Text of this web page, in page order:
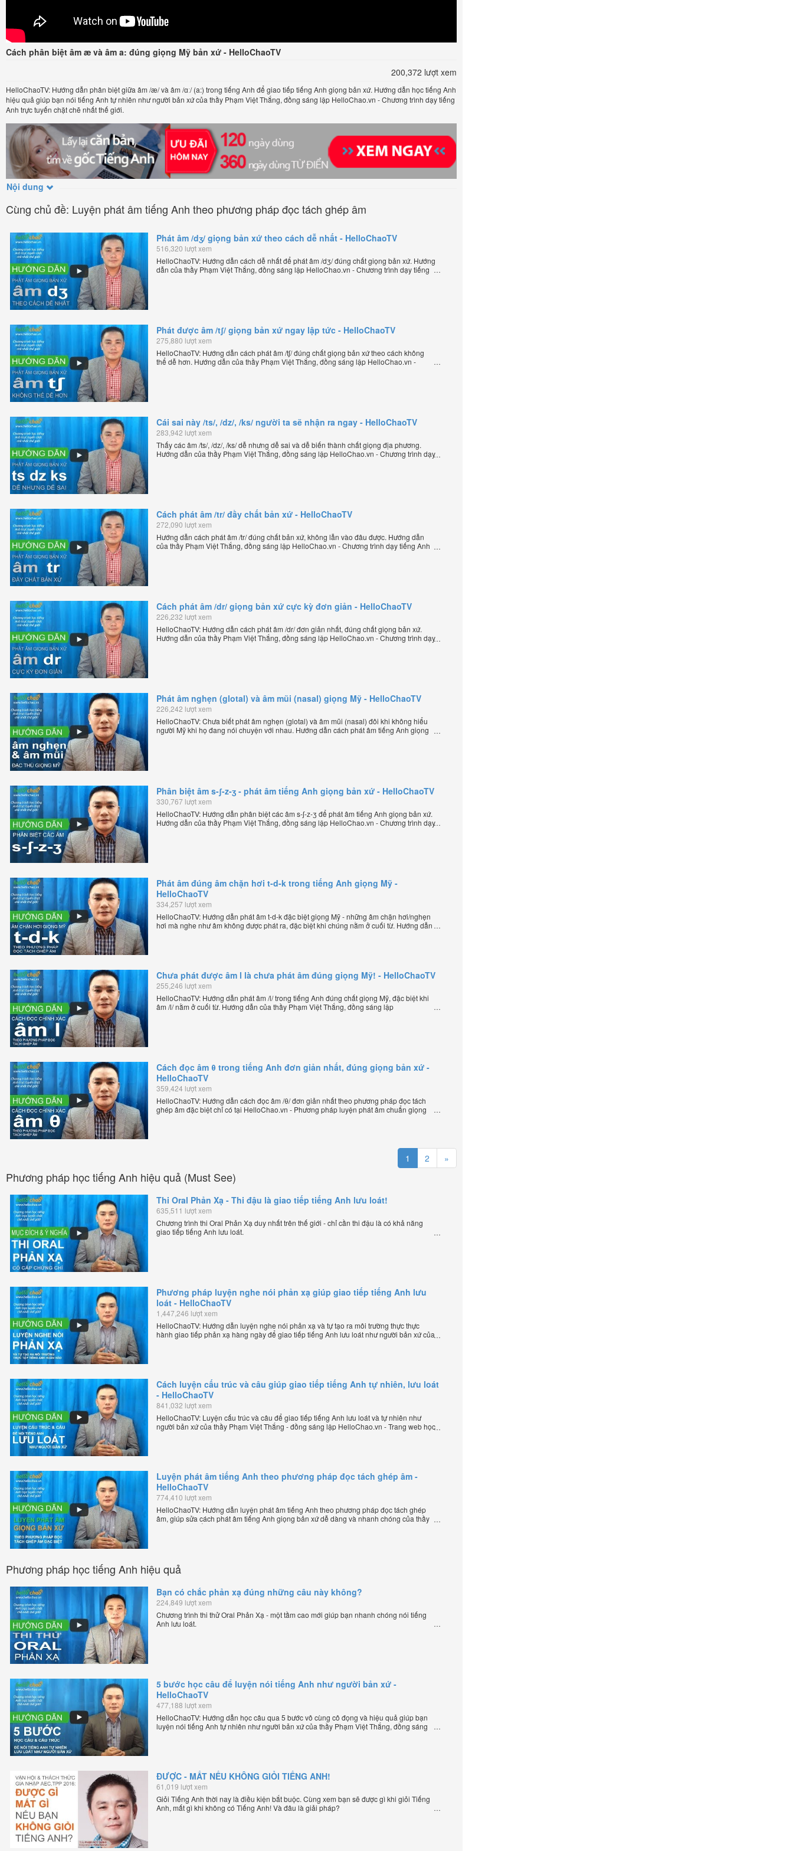
Cách phân biệt âm æ và âm a: đúng giọng Mỹ bản xứ - HelloChaoTV
200,372 lượt xem
HelloChaoTV: Hướng dẫn phân biệt giữa âm /æ/ và âm /ɑː/ (a:) trong tiếng Anh để giao tiếp tiếng Anh giọng bản xứ. Hướng dẫn học tiếng Anh
hiệu quả giúp bạn nói tiếng Anh tự nhiên như người bản xứ của thầy Phạm Việt Thắng, đồng sáng lập HelloChao.vn - Chương trình dạy tiếng
Anh trực tuyến chặt chẽ nhất thế giới.
Nội dung
Cùng chủ đề: Luyện phát âm tiếng Anh theo phương pháp đọc tách ghép âm
Phát âm /dʒ/ giọng bản xứ theo cách dễ nhất - HelloChaoTV
516,320 lượt xem
HelloChaoTV: Hướng dẫn cách dễ nhất để phát âm /dʒ/ đúng chất giọng bản xứ. Hướng
dẫn của thầy Phạm Việt Thắng, đồng sáng lập HelloChao.vn - Chương trình dạy tiếng
Phát được âm /tʃ/ giọng bản xứ ngay lập tức - HelloChaoTV
275,880 lượt xem
HelloChaoTV: Hướng dẫn cách phát âm /tʃ/ đúng chất giọng bản xứ theo cách không
thể dễ hơn. Hướng dẫn của thầy Phạm Việt Thắng, đồng sáng lập HelloChao.vn -
Cái sai này /ts/, /dz/, /ks/ người ta sẽ nhận ra ngay - HelloChaoTV
283,942 lượt xem
Thấy các âm /ts/, /dz/, /ks/ dễ nhưng dễ sai và dễ biến thành chất giọng địa phương.
Hướng dẫn của thầy Phạm Việt Thắng, đồng sáng lập HelloChao.vn - Chương trình dạy
Cách phát âm /tr/ đầy chất bản xứ - HelloChaoTV
272,090 lượt xem
Hướng dẫn cách phát âm /tr/ đúng chất bản xứ, không lẫn vào đâu được. Hướng dẫn
của thầy Phạm Việt Thắng, đồng sáng lập HelloChao.vn - Chương trình dạy tiếng Anh
Cách phát âm /dr/ giọng bản xứ cực kỳ đơn giản - HelloChaoTV
226,232 lượt xem
HelloChaoTV: Hướng dẫn cách phát âm /dr/ đơn giản nhất, đúng chất giọng bản xứ.
Hướng dẫn của thầy Phạm Việt Thắng, đồng sáng lập HelloChao.vn - Chương trình dạy
Phát âm nghẹn (glotal) và âm mũi (nasal) giọng Mỹ - HelloChaoTV
226,242 lượt xem
HelloChaoTV: Chưa biết phát âm nghẹn (glotal) và âm mũi (nasal) đôi khi không hiểu
người Mỹ khi họ đang nói chuyện với nhau. Hướng dẫn cách phát âm tiếng Anh giọng
Mỹ theo phương pháp đọc tách ghép âm đặc biệt của thầy Phạm Việt Thắng, đồng
Phân biệt âm s-ʃ-z-ʒ - phát âm tiếng Anh giọng bản xứ - HelloChaoTV
330,767 lượt xem
HelloChaoTV: Hướng dẫn phân biệt các âm s-ʃ-z-ʒ để phát âm tiếng Anh giọng bản xứ.
Hướng dẫn của thầy Phạm Việt Thắng, đồng sáng lập HelloChao.vn - Chương trình dạy
Phát âm đúng âm chặn hơi t-d-k trong tiếng Anh giọng Mỹ -
HelloChaoTV
334,257 lượt xem
HelloChaoTV: Hướng dẫn phát âm t-d-k đặc biệt giọng Mỹ - những âm chặn hơi/nghẹn
hơi mà nghe như âm không được phát ra, đặc biệt khi chúng nằm ở cuối từ. Hướng dẫn
Chưa phát được âm l là chưa phát âm đúng giọng Mỹ! - HelloChaoTV
255,246 lượt xem
HelloChaoTV: Hướng dẫn phát âm /l/ trong tiếng Anh đúng chất giọng Mỹ, đặc biệt khi
âm /l/ nằm ở cuối từ. Hướng dẫn của thầy Phạm Việt Thắng, đồng sáng lập
Cách đọc âm θ trong tiếng Anh đơn giản nhất, đúng giọng bản xứ -
HelloChaoTV
359,424 lượt xem
HelloChaoTV: Hướng dẫn cách đọc âm /θ/ đơn giản nhất theo phương pháp đọc tách
ghép âm đặc biệt chỉ có tại HelloChao.vn - Phương pháp luyện phát âm chuẩn giọng
1 2 »
Phương pháp học tiếng Anh hiệu quả (Must See)
Thi Oral Phản Xạ - Thi đậu là giao tiếp tiếng Anh lưu loát!
635,511 lượt xem
Chương trình thi Oral Phản Xạ duy nhất trên thế giới - chỉ cần thi đậu là có khả năng
giao tiếp tiếng Anh lưu loát.
Phương pháp luyện nghe nói phản xạ giúp giao tiếp tiếng Anh lưu
loát - HelloChaoTV
1,447,246 lượt xem
HelloChaoTV: Hướng dẫn luyện nghe nói phản xạ và tự tạo ra môi trường thực thực
hành giao tiếp phản xạ hàng ngày để giao tiếp tiếng Anh lưu loát như người bản xứ của
Cách luyện cấu trúc và câu giúp giao tiếp tiếng Anh tự nhiên, lưu loát
- HelloChaoTV
841,032 lượt xem
HelloChaoTV: Luyện cấu trúc và câu để giao tiếp tiếng Anh lưu loát và tự nhiên như
người bản xứ của thầy Phạm Việt Thắng - đồng sáng lập HelloChao.vn - Trang web học
Luyện phát âm tiếng Anh theo phương pháp đọc tách ghép âm -
HelloChaoTV
774,410 lượt xem
HelloChaoTV: Hướng dẫn luyện phát âm tiếng Anh theo phương pháp đọc tách ghép
âm, giúp sửa cách phát âm tiếng Anh giọng bản xứ dễ dàng và nhanh chóng của thầy
Phạm Việt Thắng, đồng sáng lập HelloChao.vn - Chương trình dạy tiếng Anh trực tuyến
Phương pháp học tiếng Anh hiệu quả
Bạn có chắc phản xạ đúng những câu này không?
224,849 lượt xem
Chương trình thi thử Oral Phản Xạ - một tầm cao mới giúp bạn nhanh chóng nói tiếng
Anh lưu loát.
5 bước học câu để luyện nói tiếng Anh như người bản xứ -
HelloChaoTV
477,188 lượt xem
HelloChaoTV: Hướng dẫn học câu qua 5 bước vô cùng cô đọng và hiệu quả giúp bạn
luyện nói tiếng Anh tự nhiên như người bản xứ của thầy Phạm Việt Thắng, đồng sáng
ĐƯỢC - MẤT NẾU KHÔNG GIỎI TIẾNG ANH!
61,019 lượt xem
Giỏi Tiếng Anh thời nay là điều kiện bắt buộc. Cùng xem bạn sẽ được gì khi giỏi Tiếng
Anh, mất gì khi không có Tiếng Anh! Và đâu là giải pháp?